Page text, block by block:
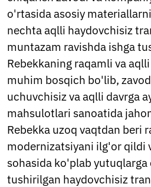
Nepali
Norwegian
Pashto
Persian
Punjabi
Serbian
Sesotho
Sinhala
Slovak
Slovenian
Somali
Samoan
Scots Gaelic
Shona
o'rtasida asosiy
nechta aqlli haydovchisiz
muntazam ravishda ishga
Rebekkaning raqamli va
muhim bosqich bo'lib,
uchuvchisiz va aqlli davrga
mahsulotlari sanoatida
Rebekka uzoq vaqtdan beri
modernizatsiyani ilg'or qildi
sohasida ko'plab yutuqlarga
tushirilgan haydovchisiz